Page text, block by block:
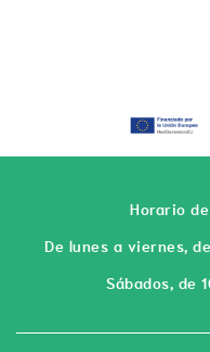
Horario
De lunes a viernes,
Sábados, de